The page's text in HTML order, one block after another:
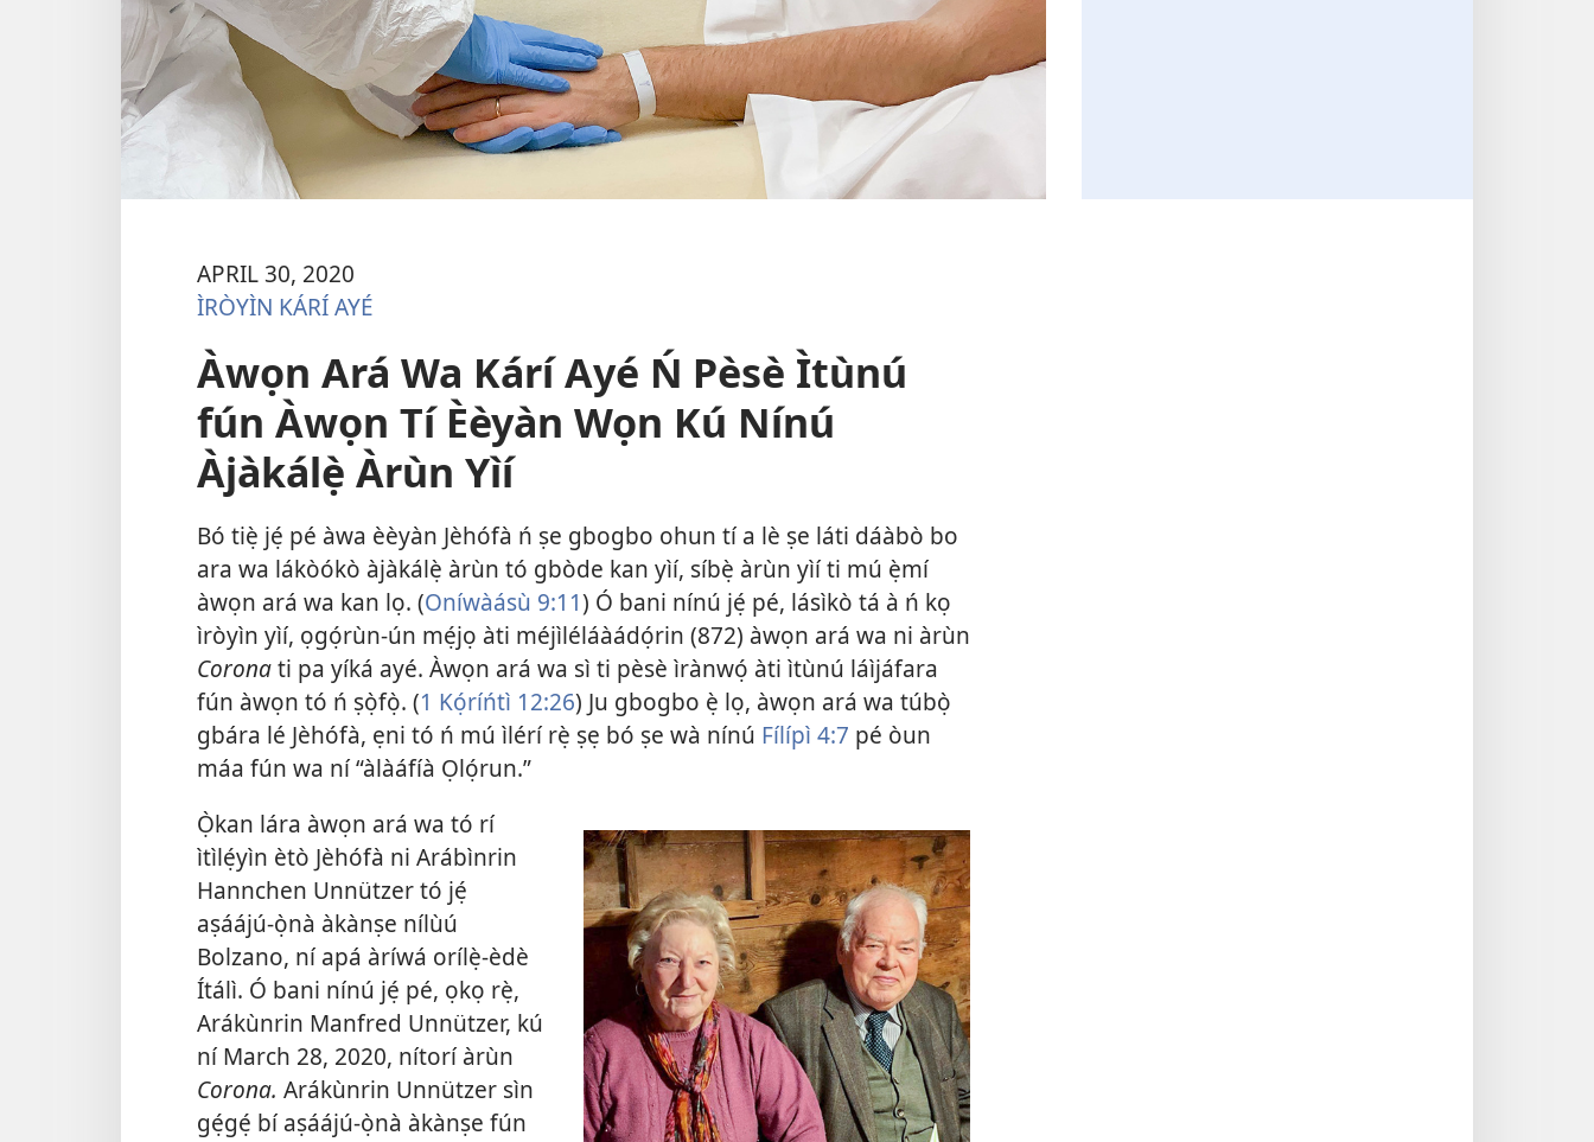
APRIL 30, 2020
ÌRÒYÌN KÁRÍ AYÉ
Àwọn Ará Wa Kárí Ayé Ń Pèsè Ìtùnú
fún Àwọn Tí Èèyàn Wọn Kú Nínú
Àjàkálẹ̀ Àrùn Yìí
Bó tiẹ̀ jẹ́ pé àwa èèyàn Jèhófà ń ṣe gbogbo ohun tí a lè ṣe láti dáàbò bo
ara wa lákòókò àjàkálẹ̀ àrùn tó gbòde kan yìí, síbẹ̀ àrùn yìí ti mú ẹ̀mí
àwọn ará wa kan lọ. (Oníwàásù 9:11) Ó bani nínú jẹ́ pé, lásìkò tá à ń kọ
ìròyìn yìí, ọgọ́rùn-ún mẹ́jọ àti méjìléláàádọ́rin (872) àwọn ará wa ni àrùn
Coronati pa yíká ayé. Àwọn ará wa sì ti pèsè ìrànwọ́ àti ìtùnú láìjáfara
fún àwọn tó ń ṣọ̀fọ̀. (1 Kọ́ríńtì 12:26) Ju gbogbo ẹ̀ lọ, àwọn ará wa túbọ̀
gbára lé Jèhófà, ẹni tó ń mú ìlérí rẹ̀ ṣẹ bó ṣe wà nínú Fílípì 4:7 pé òun
máa fún wa ní “àlàáfíà Ọlọ́run.”
Ọ̀kan lára àwọn ará wa tó rí
ìtìlẹ́yìn ètò Jèhófà ni Arábìnrin
Hannchen Unnützer tó jẹ́
aṣáájú-ọ̀nà àkànṣe nílùú
Bolzano, ní apá àríwá orílẹ̀-èdè
Ítálì. Ó bani nínú jẹ́ pé, ọkọ rẹ̀,
Arákùnrin Manfred Unnützer, kú
ní March 28, 2020, nítorí àrùn
Corona. Arákùnrin Unnützer sìn
gẹ́gẹ́ bí aṣáájú-ọ̀nà àkànṣe fún